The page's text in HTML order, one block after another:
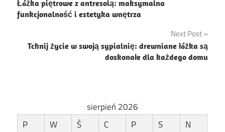
wpisu
Łóżka piętrowe z antresolą: maksymalna
funkcjonalność i estetyka wnętrza
Next Post
Tchnij życie w swoją sypialnię: drewniane łóżka są
doskonałe dla każdego domu
sierpień 2026
P
W Ś C P S
N